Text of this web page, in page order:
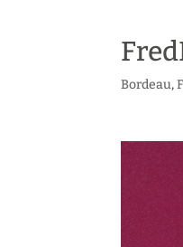
Bordeau,